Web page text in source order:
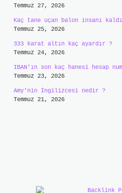
Temmuz 27, 2026
Kaç tane uçan balon insanı
Temmuz 25, 2026
333 karat altın kaç ayardır ?
Temmuz 24, 2026
IBAN’ın son kaç hanesi hesap
Temmuz 23, 2026
Amy’nin İngilizcesi nedir ?
Temmuz 21, 2026